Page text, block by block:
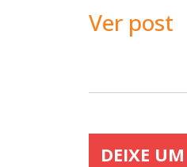
Ver post
DEIXE